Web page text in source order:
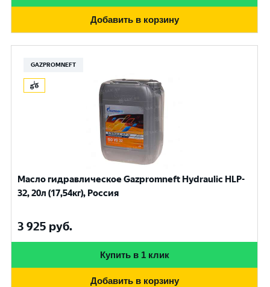
Добавить в корзину
GAZPROMNEFT
Масло гидравлическое Gazpromneft Hydraulic HLP-
32, 20л (17,54кг), Россия
3 925 руб.
Купить в 1 клик
Добавить в корзину